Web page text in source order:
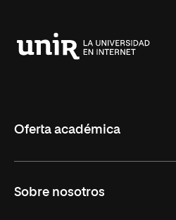
Oferta académica
Másteres Oficiales
Sobre nosotros